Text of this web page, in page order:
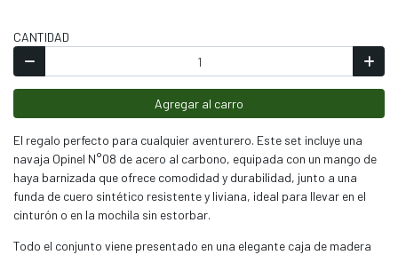
CANTIDAD
Agregar al carro
El regalo perfecto para cualquier aventurero. Este set incluye una
navaja Opinel N°08 de acero al carbono, equipada con un mango de
haya barnizada que ofrece comodidad y durabilidad, junto a una
funda de cuero sintético resistente y liviana, ideal para llevar en el
cinturón o en la mochila sin estorbar.
Todo el conjunto viene presentado en una elegante caja de madera